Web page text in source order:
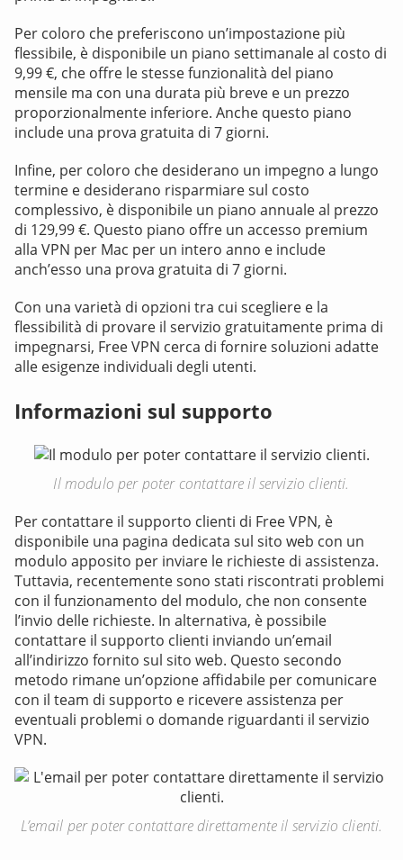
Per coloro che preferiscono un’impostazione più
flessibile, è disponibile un piano settimanale al costo di
9,99 €, che offre le stesse funzionalità del piano
mensile ma con una durata più breve e un prezzo
proporzionalmente inferiore. Anche questo piano
include una prova gratuita di 7 giorni.
Infine, per coloro che desiderano un impegno a lungo
termine e desiderano risparmiare sul costo
complessivo, è disponibile un piano annuale al prezzo
di 129,99 €. Questo piano offre un accesso premium
alla VPN per Mac per un intero anno e include
anch’esso una prova gratuita di 7 giorni.
Con una varietà di opzioni tra cui scegliere e la
flessibilità di provare il servizio gratuitamente prima di
impegnarsi, Free VPN cerca di fornire soluzioni adatte
alle esigenze individuali degli utenti.
Informazioni sul supporto
Il modulo per poter contattare il servizio clienti.
Per contattare il supporto clienti di Free VPN, è
disponibile una pagina dedicata sul sito web con un
modulo apposito per inviare le richieste di assistenza.
Tuttavia, recentemente sono stati riscontrati problemi
con il funzionamento del modulo, che non consente
l’invio delle richieste. In alternativa, è possibile
contattare il supporto clienti inviando un’email
all’indirizzo fornito sul sito web. Questo secondo
metodo rimane un’opzione affidabile per comunicare
con il team di supporto e ricevere assistenza per
eventuali problemi o domande riguardanti il servizio
VPN.
L’email per poter contattare direttamente il servizio clienti.